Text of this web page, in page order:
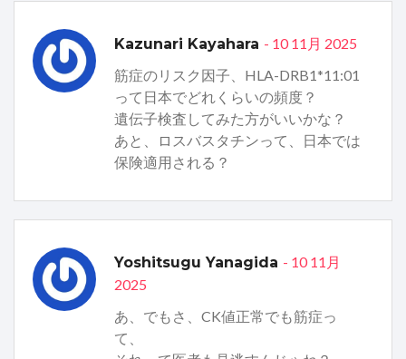
Kazunari Kayahara - 10 11月 2025
筋症のリスク因子、HLA-DRB1*11:01
って日本でどれくらいの頻度？
遺伝子検査してみた方がいいかな？
あと、ロスバスタチンって、日本では
保険適用される？
Yoshitsugu Yanagida - 10 11月
2025
あ、でもさ、CK値正常でも筋症っ
て、